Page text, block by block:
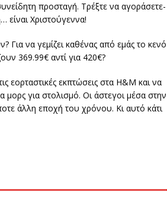
προσταγή. Τρέξτε να αγοράσετε-
είναι Χριστούγεννα!
Για να γεμίζει καθένας από εμάς το κενό
369.99€ αντί για 420€?
εορταστικές εκπτώσεις στα H&M και να
για στολισμό. Οι άστεγοι μέσα στην
άλλη εποχή του χρόνου. Κι αυτό κάτι